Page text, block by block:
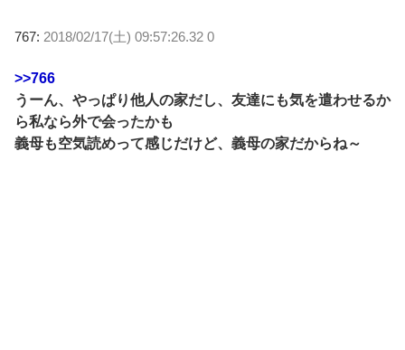
767: 2018/02/17(土) 09:57:26.32 0
>>766
うーん、やっぱり他人の家だし、友達にも気を遣わせるか
ら私なら外で会ったかも
義母も空気読めって感じだけど、義母の家だからね～